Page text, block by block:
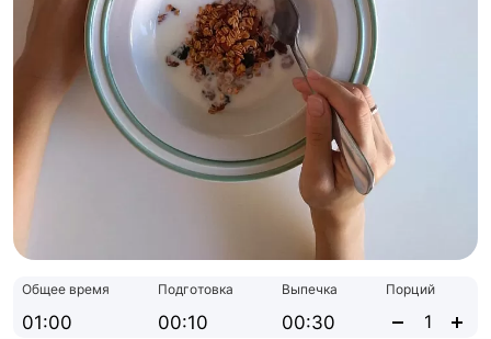
Общее время
01:00
Подготовка
00:10
Выпечка
00:30
Порций